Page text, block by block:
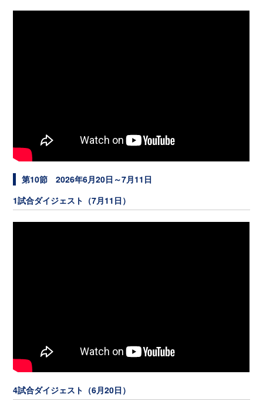
第10節 2026年6月20日～7月11日
1試合ダイジェスト（7月11日）
4試合ダイジェスト（6月20日）